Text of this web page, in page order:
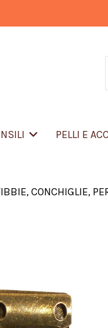
PELLI E
CONCHIGLIE,